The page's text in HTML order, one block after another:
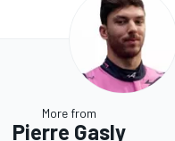
More from
Pierre Gasly